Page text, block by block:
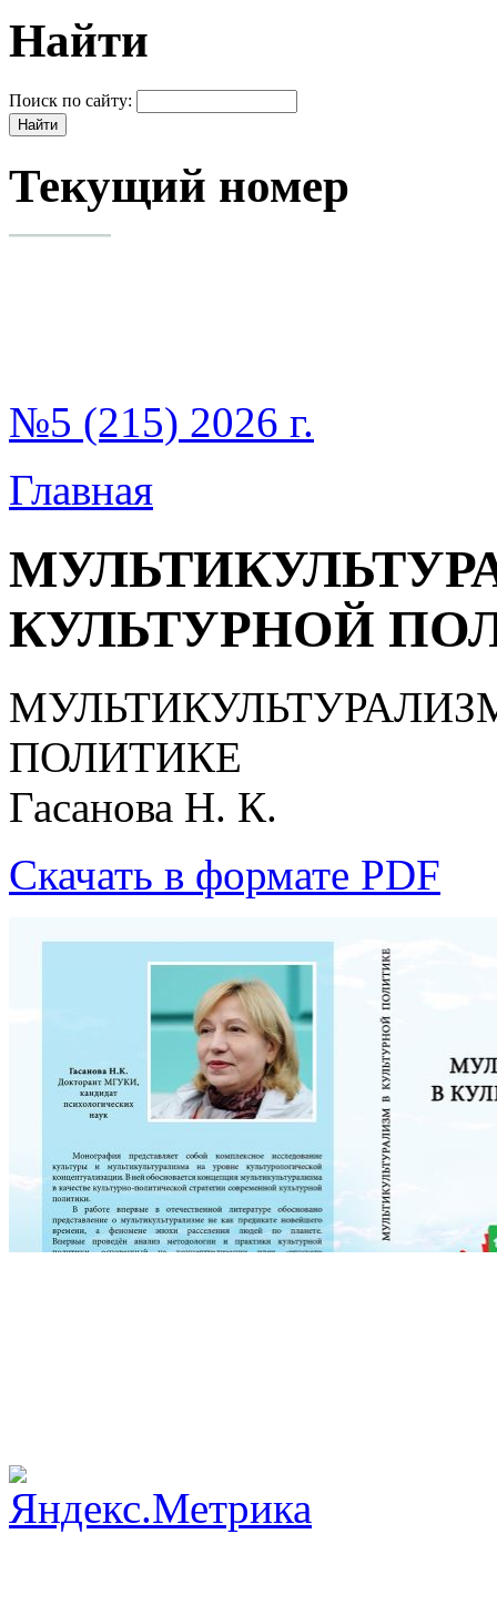
Найти
Поиск по сайту:
Текущий номер
№5 (215) 2026 г.
Главная
КУЛЬТУРНОЙ
ПОЛИТИКЕ
Гасанова Н. К.
Скачать в формате PDF